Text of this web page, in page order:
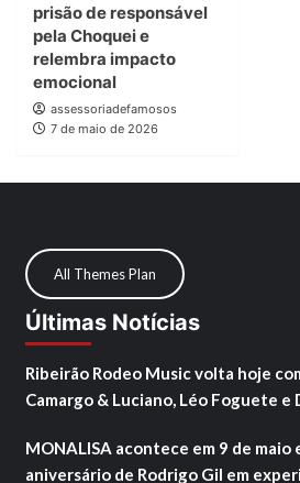
prisão de responsável
pela Choquei e
relembra impacto
emocional
assessoriadefamosos
7 de maio de 2026
All Themes Plan
Últimas Notícias
Ribeirão Rodeo Music volta hoje
Camargo & Luciano, Léo Foguete
MONALISA acontece em 9 de maio
aniversário de Rodrigo Gil em